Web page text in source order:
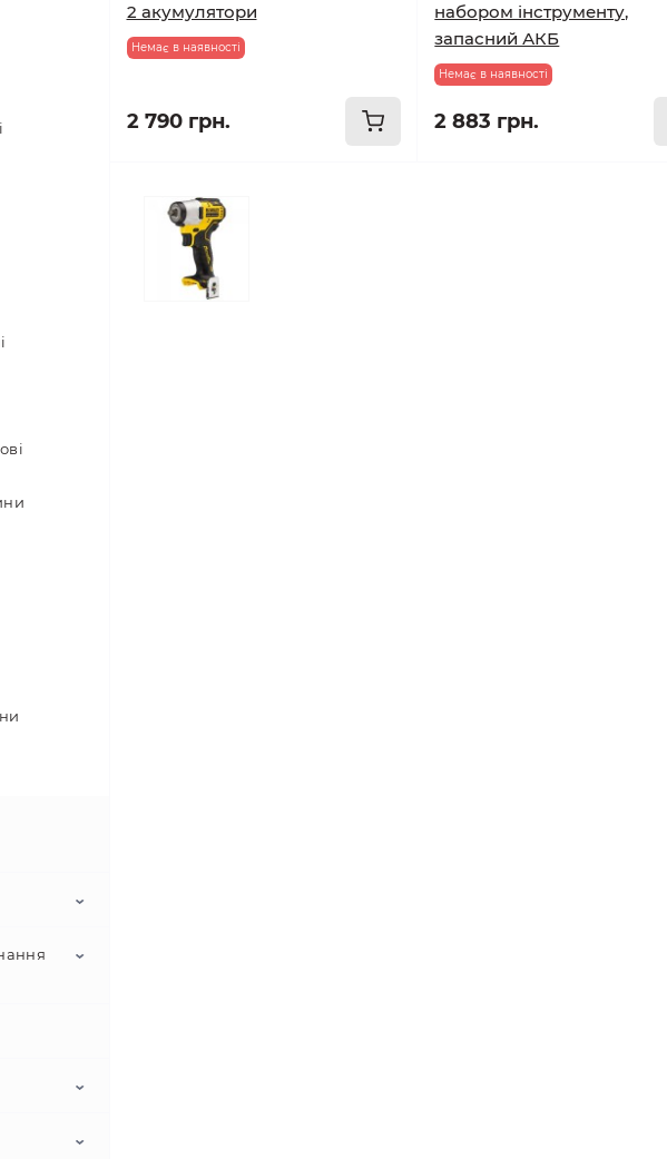
висоти
2 акумулятори
Немає в наявності
2 790 грн.
набором інструменту,
запасний АКБ
Немає в наявності
2 883 грн.